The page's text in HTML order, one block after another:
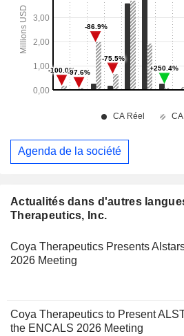
Actualités dans d'autres
Therapeutics, Inc.
Coya Therapeutics Presents
2026 Meeting
Coya Therapeutics to Present
the ENCALS 2026 Meeting
Agenda de la société